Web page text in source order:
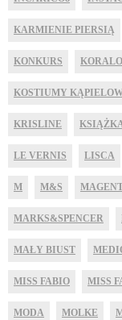
KARMIENIE PIERSIĄ
KONKURS
KOSTIUMY
KRISLINE
LE VERNIS LISCA
M M&S
MARKS&SPENCER
MAŁY BIUST
MISS FABIO MISS
MODA MOLKE